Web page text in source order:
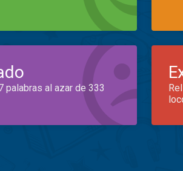
palabras al azar de 333